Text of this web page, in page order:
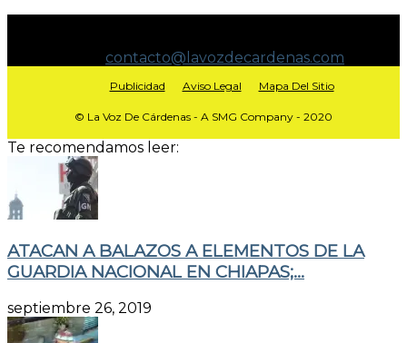
contacto@lavozdecardenas.com
Publicidad Aviso Legal Mapa Del Sitio
© La Voz De Cárdenas - A SMG Company - 2020
Te recomendamos leer:
ATACAN A BALAZOS A ELEMENTOS DE LA
GUARDIA NACIONAL EN CHIAPAS;...
septiembre 26, 2019